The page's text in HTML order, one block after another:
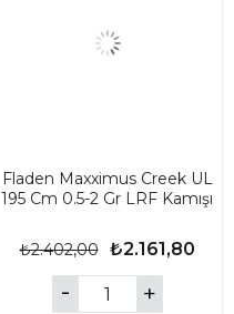
Fladen Maxximus Creek UL
195 Cm 0.5-2 Gr LRF Kamışı
₺2.161,80
₺2.402,00